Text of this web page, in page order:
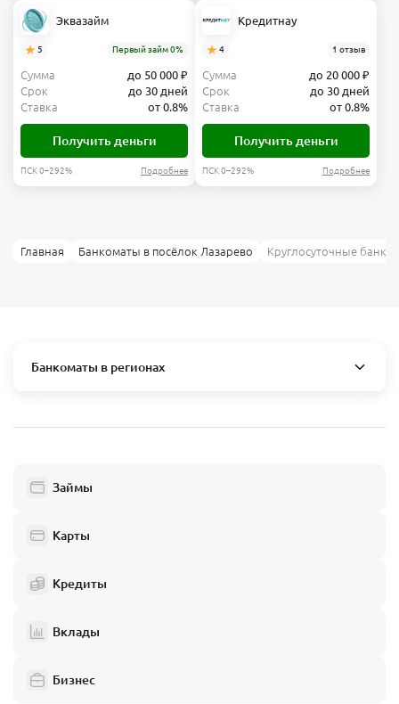
Эквазайм
5 Первый займ 0%
Сумма
до 50 000 ₽
Срок
до 30 дней
Ставка
от 0.8%
Получить деньги
ПСК 0–292% Подробнее
Кредитнау
4 1 отзыв
Сумма
до 20 000 ₽
Срок
до 30 дней
Ставка
от 0.8%
Получить деньги
ПСК 0–292% Подробнее
Главная Банкоматы в посёлок Лазарево Круглосуточные
Банкоматы в регионах
Балашиха
Одинцово
Электросталь
Реутов
Подольск
Займы
Карты
Кредиты
Вклады
Бизнес